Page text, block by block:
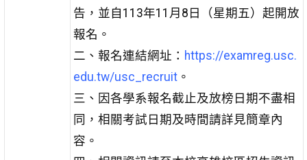
告，並自113年11月8日（星期五）起開放
報名。
二、報名連結網址： https://examreg.usc.
edu.tw/usc_recruit。
三、因各學系報名截止及放榜日期不盡相
同，相關考試日期及時間請詳見簡章內
容。